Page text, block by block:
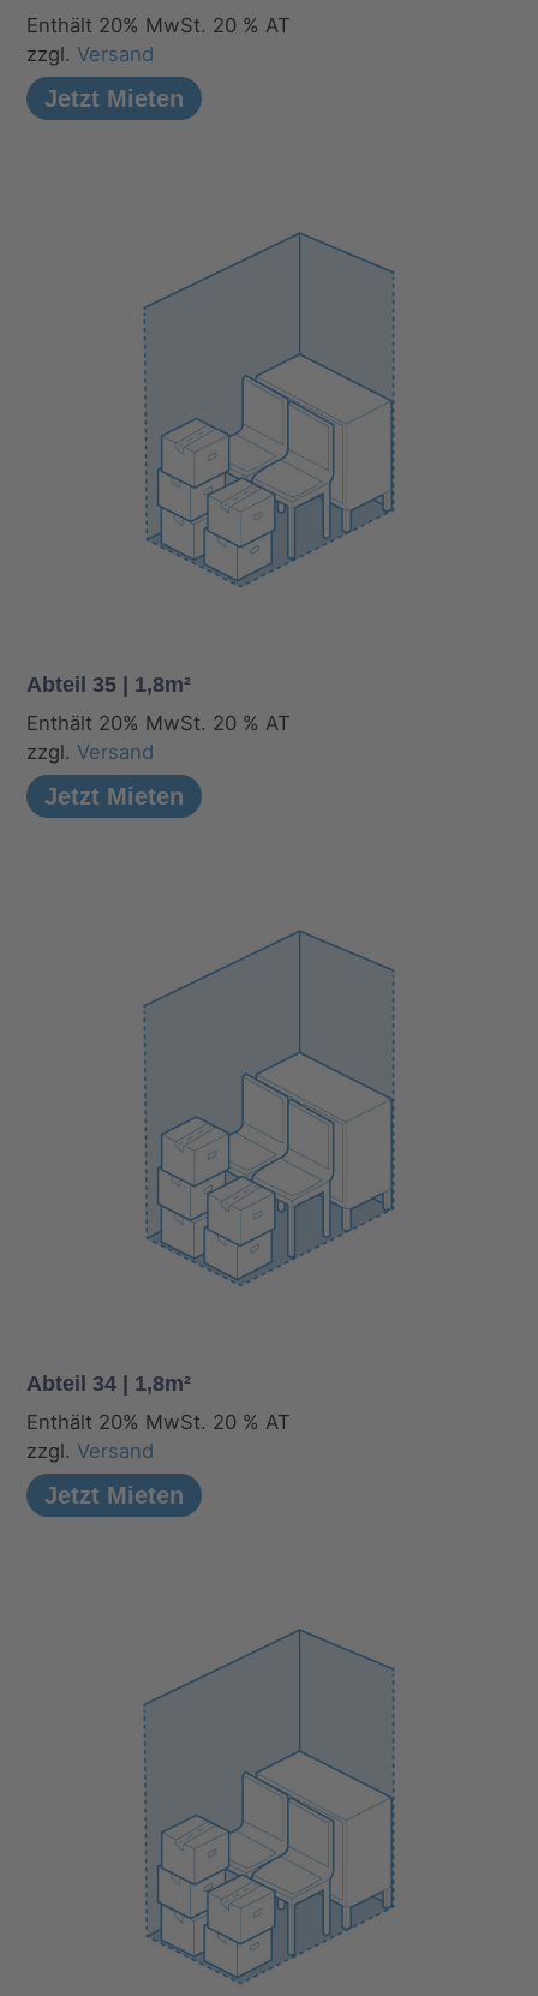
Enthält 20% MwSt. 20 % AT
zzgl.Versand
Jetzt Mieten
Abteil 35 | 1,8m²
Enthält 20% MwSt. 20 % AT
zzgl.Versand
Jetzt Mieten
Abteil 34 | 1,8m²
Enthält 20% MwSt. 20 % AT
zzgl.Versand
Jetzt Mieten